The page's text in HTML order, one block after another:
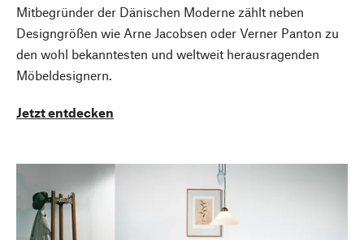
Mitbegründer der Dänischen Moderne zählt neben
Designgrößen wie Arne Jacobsen oder Verner Panton zu
den wohl bekanntesten und weltweit herausragenden
Möbeldesignern.
Jetzt entdecken